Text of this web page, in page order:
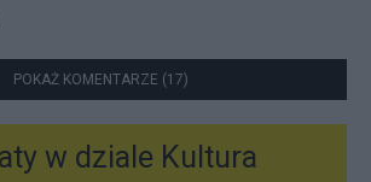
POKAŻ KOMENTARZE (17)
w dziale Kultura